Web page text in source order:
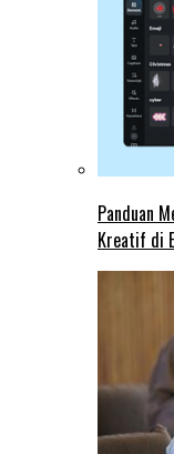
Panduan
Kreatif di